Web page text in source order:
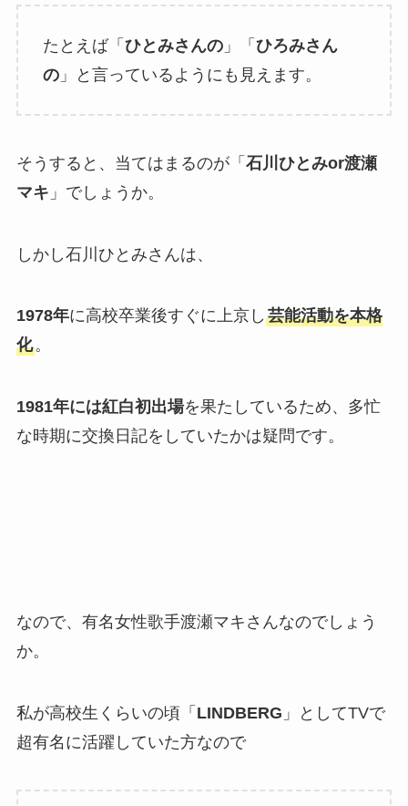
たとえば「 ひとみさんの」「 ひろみさん
の」と言っているようにも見えます。
そうすると、当てはまるのが「 石川ひとみor渡瀬
マキ 」でしょうか。
しかし石川ひとみさんは、
1978年に高校卒業後すぐに上京し 芸能活動を本格
化。
1981年には紅白初出場を果たしているため、多忙
な時期に交換日記をしていたかは疑問です。
なので、有名女性歌手渡瀬マキさんなのでしょう
か。
私が高校生くらいの頃「 LINDBERG 」としてTVで
超有名に活躍していた方なので